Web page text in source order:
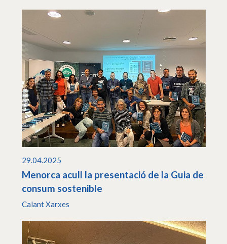
29.04.2025
Menorca acull la presentació de la Guia de
consum sostenible
Calant Xarxes